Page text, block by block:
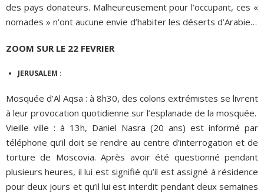
des pays donateurs. Malheureusement pour l’occupant, ces «
nomades » n’ont aucune envie d’habiter les déserts d’Arabie…
ZOOM SUR LE 22 FEVRIER
JERUSALEM :
Mosquée d’Al Aqsa : à 8h30, des colons extrémistes se livrent
à leur provocation quotidienne sur l’esplanade de la mosquée.
Vieille ville : à 13h, Daniel Nasra (20 ans) est informé par
téléphone qu’il doit se rendre au centre d’interrogation et de
torture de Moscovia. Après avoir été questionné pendant
plusieurs heures, il lui est signifié qu’il est assigné à résidence
pour deux jours et qu’il lui est interdit pendant deux semaines